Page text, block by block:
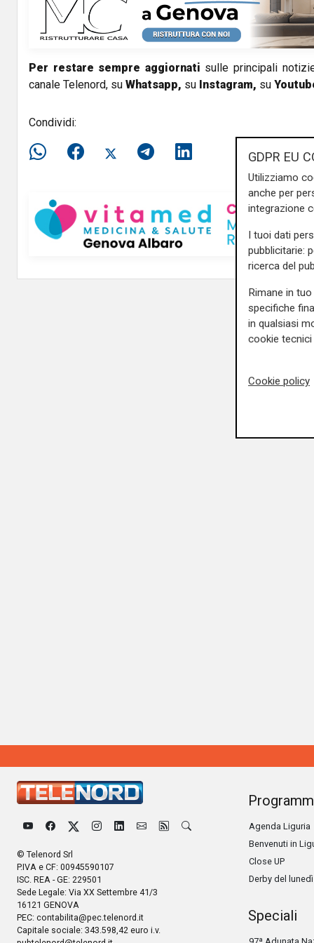
i
d
e
Per restare sempre aggiornati sulle principali
canale Telenord, su Whatsapp, su Instagram, su
Condividi:
© Telenord Srl
P.IVA e CF: 00945590107
ISC. REA - GE: 229501
Sede Legale: Via XX Settembre 41/3
16121 GENOVA
PEC: contabilita@pec.telenord.it
Capitale sociale: 343.598,42 euro i.v.
Agenda Liguria
Benvenuti in
Close UP
Derby del lunedì
Speciali
GDPR EU
Utilizziamo
anche per
integrazione
I tuoi dati
pubblicitarie:
ricerca del
Rimane in
specifiche
in qualsiasi
cookie tecnici
Cookie policy